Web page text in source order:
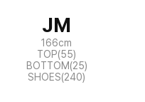
JM
166cm
TOP(55)
BOTTOM(25)
SHOES(240)